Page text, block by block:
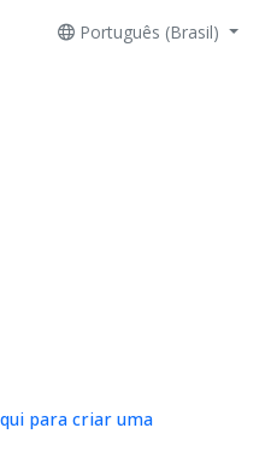
Português (Brasil)
para criar uma